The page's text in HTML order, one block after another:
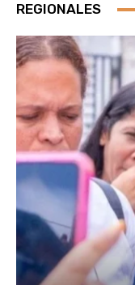
REGIONALES